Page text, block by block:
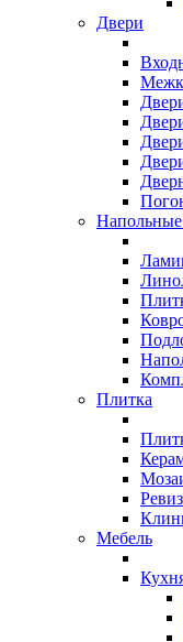
Двери
Плитка
Мебель